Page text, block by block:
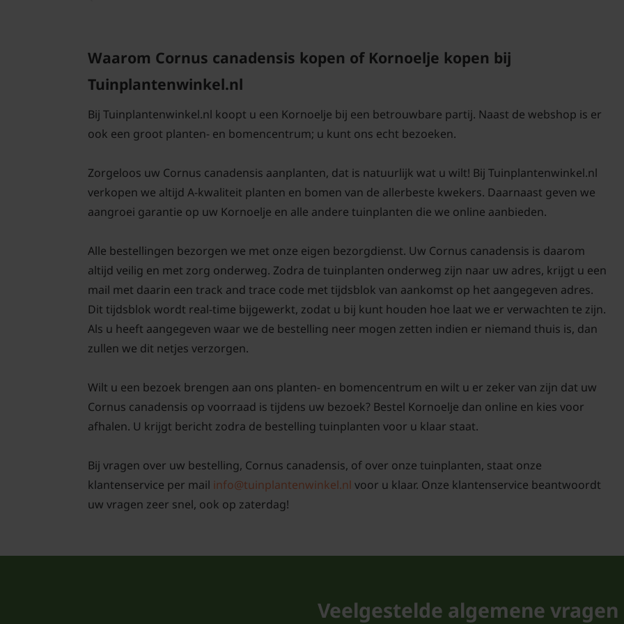
Moet de Cornus
kornoelje in een
grondsoort, maar
humusrijke grond,
In het voorjaar mag
geven.
Als Cornus
dan vruchten?
Antwoord: De Cornus
geplaatst worden
bloemen goed
voldoende vocht
in Nederland gebeurt
Waarom Cornus canadensis kopen of Kornoelje kopen bij
Tuinplantenwinkel.nl
Bij Tuinplantenwinkel.nl koopt u een Kornoelje bij een betrouwbare partij. Naast de webshop is er
ook een groot planten- en bomencentrum; u kunt ons echt bezoeken.
Zorgeloos uw Cornus canadensis aanplanten, dat is natuurlijk wat u wilt! Bij Tuinplantenwinkel.nl
verkopen we altijd A-kwaliteit planten en bomen van de allerbeste kwekers. Daarnaast geven we
aangroei garantie op uw Kornoelje en alle andere tuinplanten die we online aanbieden.
Alle bestellingen bezorgen we met onze eigen bezorgdienst. Uw Cornus canadensis is daarom
altijd veilig en met zorg onderweg. Zodra de tuinplanten onderweg zijn naar uw adres, krijgt u een
mail met daarin een track and trace code met tijdsblok van aankomst op het aangegeven adres.
Dit tijdsblok wordt real-time bijgewerkt, zodat u bij kunt houden hoe laat we er verwachten te zijn.
Als u heeft aangegeven waar we de bestelling neer mogen zetten indien er niemand thuis is, dan
zullen we dit netjes verzorgen.
Wilt u een bezoek brengen aan ons planten- en bomencentrum en wilt u er zeker van zijn dat uw
Cornus canadensis op voorraad is tijdens uw bezoek? Bestel Kornoelje dan online en kies voor
afhalen. U krijgt bericht zodra de bestelling tuinplanten voor u klaar staat.
Bij vragen over uw bestelling, Cornus canadensis, of over onze tuinplanten, staat onze
klantenservice per mail info@tuinplantenwinkel.nl voor u klaar. Onze klantenservice beantwoordt
uw vragen zeer snel, ook op zaterdag!
Veelgestelde algemene vragen